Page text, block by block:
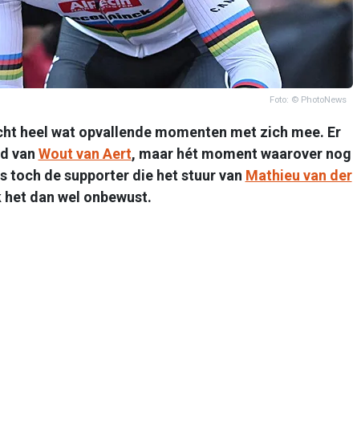
Foto: © PhotoNews
heel wat opvallende momenten met zich mee. Er
van Wout van Aert, maar hét moment waarover nog
toch de supporter die het stuur van Mathieu van der
dan wel onbewust.